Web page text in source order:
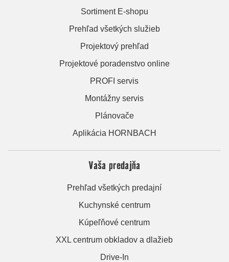
Sortiment E-shopu
Prehľad všetkých služieb
Projektový prehľad
Projektové poradenstvo online
PROFI servis
Montážny servis
Plánovače
Aplikácia HORNBACH
Vaša predajňa
Prehľad všetkých predajní
Kuchynské centrum
Kúpeľňové centrum
XXL centrum obkladov a dlažieb
Drive-In